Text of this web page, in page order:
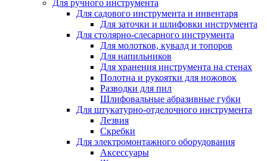
Для ручного инструмента
Для садового инструмента и инвентаря
Для заточки и шлифовки инструмента
Для столярно-слесарного инструмента
Для молотков, кувалд и топоров
Для напильников
Для хранения инструмента на стенах
Полотна и рукоятки для ножовок
Разводки для пил
Шлифовальные абразивные губки
Для штукатурно-отделочного инструмента
Лезвия
Скребки
Для электромонтажного оборудования
Аксессуары